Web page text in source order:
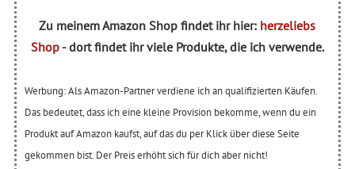
Zu meinem Amazon Shop findet ihr hier: herzeliebs
Shop- dort findet ihr viele Produkte, die ich verwende.
Werbung: Als Amazon-Partner verdiene ich an qualifizierten Käufen.
Das bedeutet, dass ich eine kleine Provision bekomme, wenn du ein
Produkt auf Amazon kaufst, auf das du per Klick über diese Seite
gekommen bist. Der Preis erhöht sich für dich aber nicht!